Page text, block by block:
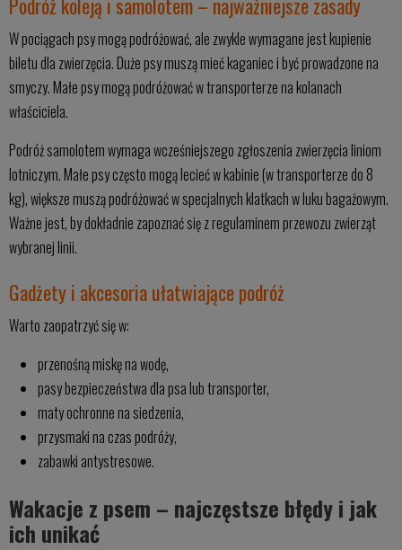
W pociągach psy mogą podróżować, ale zwykle wymagane jest kupienie
biletu dla zwierzęcia. Duże psy muszą mieć kaganiec i być prowadzone na
smyczy. Małe psy mogą podróżować w transporterze na kolanach
właściciela.
Podróż samolotem wymaga wcześniejszego zgłoszenia zwierzęcia liniom
lotniczym. Małe psy często mogą lecieć w kabinie (w transporterze do 8
kg), większe muszą podróżować w specjalnych klatkach w luku bagażowym.
Ważne jest, by dokładnie zapoznać się z regulaminem przewozu zwierząt
wybranej linii.
Gadżety i akcesoria ułatwiające podróż
Warto zaopatrzyć się w:
przenośną miskę na wodę,
pasy bezpieczeństwa dla psa lub transporter,
maty ochronne na siedzenia,
przysmaki na czas podróży,
zabawki antystresowe.
Wakacje z psem – najczęstsze błędy i jak
ich unikać